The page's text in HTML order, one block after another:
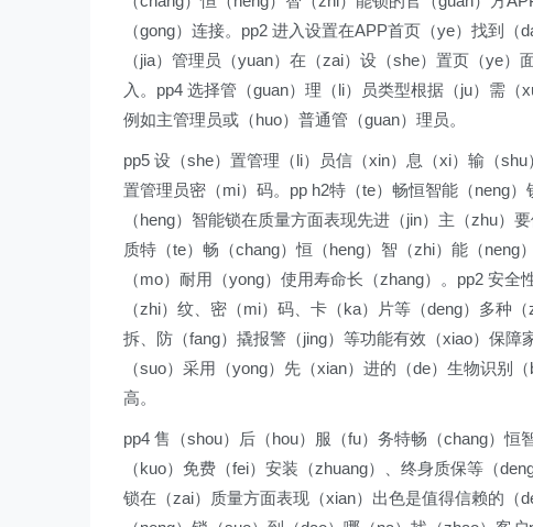
（gong）连接。pp2 进入设置在APP首页（ye）找到
（jia）管理员（yuan）在（zai）设（she）置页（ye
入。pp4 选择管（guan）理（li）员类型根据（ju）需（
例如主管理员或（huo）普通管（guan）理员。
pp5 设（she）置管理（li）员信（xin）息（xi）输（
置管理员密（mi）码。pp h2特（te）畅恒智能（neng
（heng）智能锁在质量方面表现先进（jin）主（zhu）
质特（te）畅（chang）恒（heng）智（zhi）能（
（mo）耐用（yong）使用寿命长（zhang）。pp2 安
（zhi）纹、密（mi）码、卡（ka）片等（deng）多种
拆、防（fang）撬报警（jing）等功能有效（xiao）保
（suo）采用（yong）先（xian）进的（de）生物识别
高。
pp4 售（shou）后（hou）服（fu）务特畅（chang）
（kuo）免费（fei）安装（zhuang）、终身质保等（
锁在（zai）质量方面表现（xian）出色是值得信赖的（